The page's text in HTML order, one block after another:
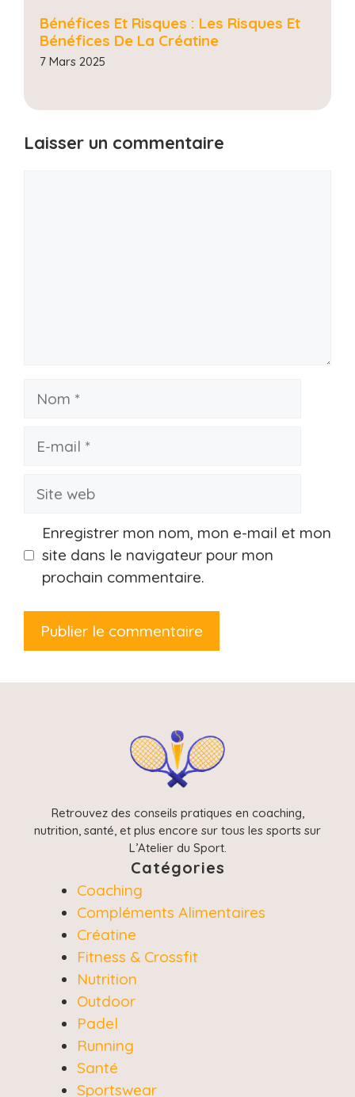
Bénéfices Et Risques : Les Risques Et
Bénéfices De La Créatine
7 Mars 2025
Laisser un commentaire
Nom
Site
Enregistrer mon nom, mon e-mail et mon
site dans le navigateur pour mon
prochain commentaire.
Retrouvez des conseils pratiques en coaching,
nutrition, santé, et plus encore sur tous les sports sur
L’Atelier du Sport.
Catégories
Coaching
Compléments Alimentaires
Créatine
Fitness & Crossfit
Nutrition
Outdoor
Padel
Running
Santé
Sportswear